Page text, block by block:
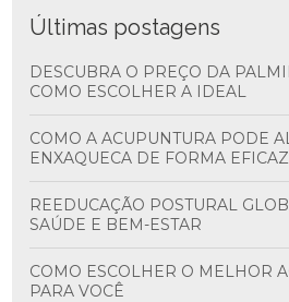
Últimas postagens
DESCUBRA O PREÇO DA PALMILHA ORTOPÉDICA E
COMO ESCOLHER A IDEAL
COMO A ACUPUNTURA PODE ALIVIAR A
ENXAQUECA DE FORMA EFICAZ
REEDUCAÇÃO POSTURAL GLOBAL: MELHORE SUA
SAÚDE E BEM-ESTAR
COMO ESCOLHER O MELHOR ACUPUNTURISTA
PARA VOCÊ